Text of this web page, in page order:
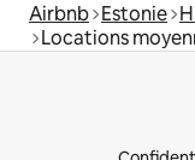
Airbnb Estonie
Locations